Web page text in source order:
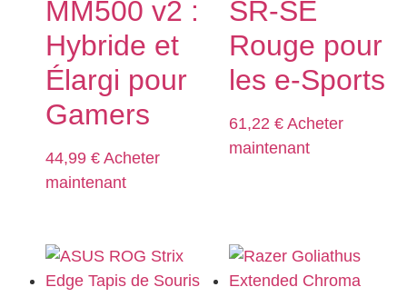
MM500 v2 :
Hybride et
Élargi pour
Gamers
44,99 € Acheter
maintenant
SR-SE
Rouge pour
les e-Sports
61,22 € Acheter
maintenant